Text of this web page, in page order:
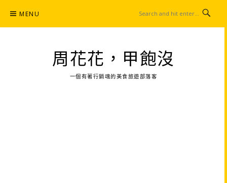
content
MENU
周花花，甲飽沒
一個有著行銷魂的美食旅遊部落客